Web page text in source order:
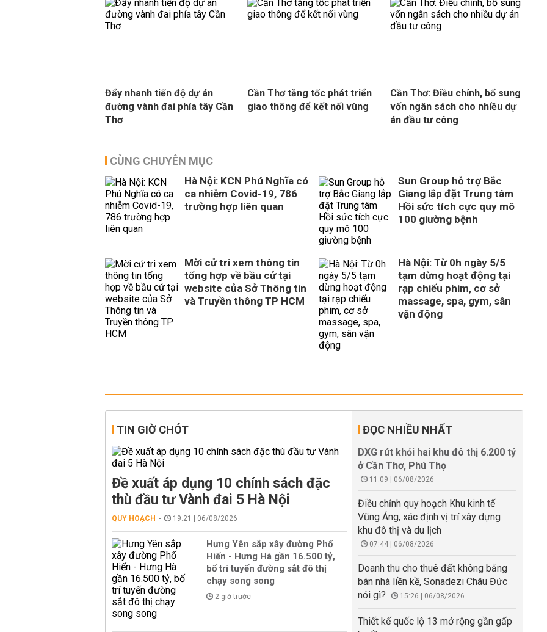
Đẩy nhanh tiến độ dự án
đường vành đai phía tây Cần
Thơ
Cần Thơ tăng tốc phát triển
giao thông để kết nối vùng
Cần Thơ: Điều chỉnh, bổ sung
vốn ngân sách cho nhiều dự
án đầu tư công
CÙNG CHUYÊN MỤC
Hà Nội: KCN Phú Nghĩa có
ca nhiễm Covid-19, 786
trường hợp liên quan
Sun Group hỗ trợ Bắc
Giang lắp đặt Trung tâm
Hồi sức tích cực quy mô
100 giường bệnh
Mời cử tri xem thông tin
tổng hợp về bầu cử tại
website của Sở Thông tin
và Truyền thông TP HCM
Hà Nội: Từ 0h ngày 5/5
tạm dừng hoạt động tại
rạp chiếu phim, cơ sở
massage, spa, gym, sân
vận động
TIN GIỜ CHÓT
Đề xuất áp dụng 10 chính sách đặc
thù đầu tư Vành đai 5 Hà Nội
QUY HOẠCH 19:21 | 06/08/2026
Hưng Yên sắp xây đường Phố
Hiến - Hưng Hà gần 16.500 tỷ,
bố trí tuyến đường sắt đô thị
chạy song song
2 giờ trước
ĐỌC NHIỀU NHẤT
DXG rút khỏi hai khu đô thị 6.200 tỷ
ở Cần Thơ, Phú Thọ
11:09 | 06/08/2026
Điều chỉnh quy hoạch Khu kinh tế
Vũng Áng, xác định vị trí xây dựng
khu đô thị và du lịch
07:44 | 06/08/2026
Doanh thu cho thuê đất không bằng
bán nhà liền kề, Sonadezi Châu Đức
nói gì?
15:26 | 06/08/2026
Thiết kế quốc lộ 13 mở rộng gần gấp